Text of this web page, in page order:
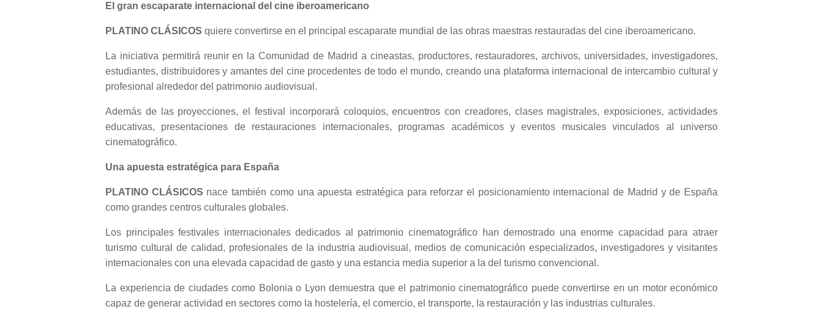
El gran escaparate internacional del cine iberoamericano
PLATINO CLÁSICOS quiere convertirse en el principal escaparate mundial de las obras maestras restauradas del cine iberoamericano.
La iniciativa permitirá reunir en la Comunidad de Madrid a cineastas, productores, restauradores, archivos, universidades, investigadores,
estudiantes, distribuidores y amantes del cine procedentes de todo el mundo, creando una plataforma internacional de intercambio cultural y
profesional alrededor del patrimonio audiovisual.
Además de las proyecciones, el festival incorporará coloquios, encuentros con creadores, clases magistrales, exposiciones, actividades
educativas, presentaciones de restauraciones internacionales, programas académicos y eventos musicales vinculados al universo
cinematográfico.
Una apuesta estratégica para España
PLATINO CLÁSICOS nace también como una apuesta estratégica para reforzar el posicionamiento internacional de Madrid y de España
como grandes centros culturales globales.
Los principales festivales internacionales dedicados al patrimonio cinematográfico han demostrado una enorme capacidad para atraer
turismo cultural de calidad, profesionales de la industria audiovisual, medios de comunicación especializados, investigadores y visitantes
internacionales con una elevada capacidad de gasto y una estancia media superior a la del turismo convencional.
La experiencia de ciudades como Bolonia o Lyon demuestra que el patrimonio cinematográfico puede convertirse en un motor económico
capaz de generar actividad en sectores como la hostelería, el comercio, el transporte, la restauración y las industrias culturales.